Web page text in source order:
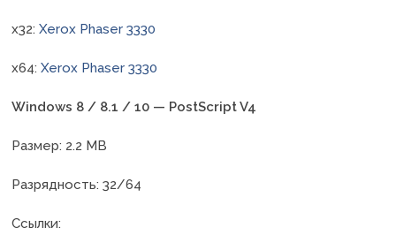
x32:Xerox Phaser 3330
x64:Xerox Phaser 3330
Windows 8 / 8.1 / 10 — PostScript V4
Размер: 2.2 MB
Разрядность: 32/64
Ссылки: